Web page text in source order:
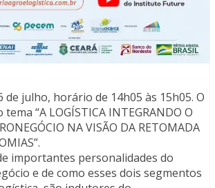
de julho, horário de 14h05 às 15h05. O
“A LOGÍSTICA INTEGRANDO O
NA VISÃO DA RETOMADA
importantes personalidades do
e de como esses dois segmentos